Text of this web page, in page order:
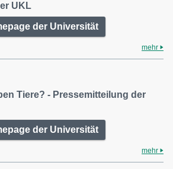
UKL
der Universität
mehr
Tiere? - Pressemitteilung der
der Universität
mehr